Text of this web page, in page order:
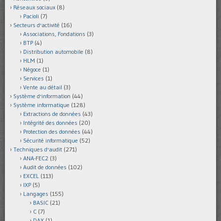
Réseaux sociaux (8)
Pacioli (7)
Secteurs d'activité (16)
Associations, Fondations (3)
BTP (4)
Distribution automobile (8)
HLM (1)
Négoce (1)
Services (1)
Vente au détail (3)
Système d'information (44)
Système informatique (128)
Extractions de données (43)
Intégrité des données (20)
Protection des données (44)
Sécurité informatique (52)
Techniques d'audit (271)
ANA-FEC2 (3)
Audit de données (102)
EXCEL (113)
IXP (5)
Langages (155)
BASIC (21)
C (7)